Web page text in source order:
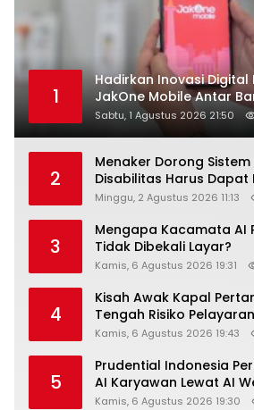
1
Hadirkan Inovasi Digital
JakOne Mobile Antar
Raih Digital Excellence
Sabtu, 1 Agustus 2026 21:50
2
Menaker Dorong
Disabilitas Harus Dapat
Setara
Minggu, 2 Agustus 2026 11:13
3
Mengapa Kacamata AI
Tidak Dibekali Layar?
Kamis, 6 Agustus 2026 19:31
4
Kisah Awak Kapal
Tengah Risiko
Kamis, 6 Agustus 2026 19:43
5
Prudential Indonesia
AI Karyawan Lewat AI
Kamis, 6 Agustus 2026 19:30